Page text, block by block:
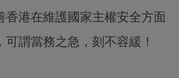
香港在維護國家主權安全方面
謂當務之急，刻不容緩！